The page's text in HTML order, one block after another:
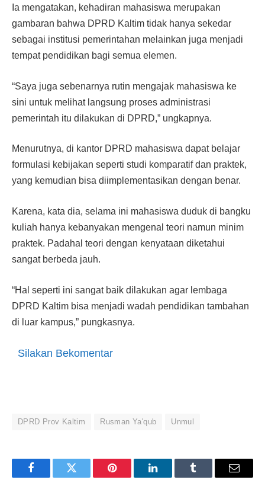
Ia mengatakan, kehadiran mahasiswa merupakan
gambaran bahwa DPRD Kaltim tidak hanya sekedar
sebagai institusi pemerintahan melainkan juga menjadi
tempat pendidikan bagi semua elemen.
“Saya juga sebenarnya rutin mengajak mahasiswa ke
sini untuk melihat langsung proses administrasi
pemerintah itu dilakukan di DPRD,” ungkapnya.
Menurutnya, di kantor DPRD mahasiswa dapat belajar
formulasi kebijakan seperti studi komparatif dan praktek,
yang kemudian bisa diimplementasikan dengan benar.
Karena, kata dia, selama ini mahasiswa duduk di bangku
kuliah hanya kebanyakan mengenal teori namun minim
praktek. Padahal teori dengan kenyataan diketahui
sangat berbeda jauh.
“Hal seperti ini sangat baik dilakukan agar lembaga
DPRD Kaltim bisa menjadi wadah pendidikan tambahan
di luar kampus,” pungkasnya.
Silakan Bekomentar
DPRD Prov Kaltim Rusman Ya'qub Unmul
FacebookTwitter Pinterest LinkedInTumblr Email